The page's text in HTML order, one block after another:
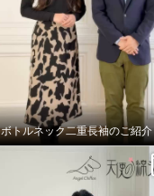
ボトルネック二重長袖のご紹介